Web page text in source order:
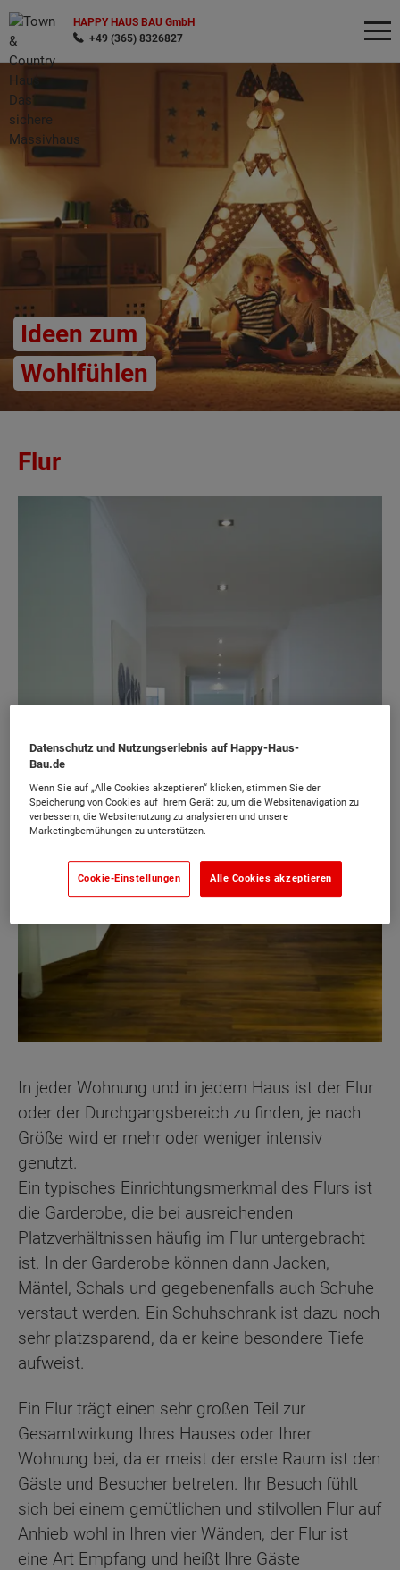
HAPPY HAUS BAU GmbH
+49 (365) 8326827
Ideen zum
Wohlfühlen
Flur
In jeder Wohnung und in jedem Haus ist der Flur
oder der Durchgangsbereich zu finden, je nach
Größe wird er mehr oder weniger intensiv
genutzt.
Ein typisches Einrichtungsmerkmal des Flurs ist
die Garderobe, die bei ausreichenden
Platzverhältnissen häufig im Flur untergebracht
ist. In der Garderobe können dann Jacken,
Mäntel, Schals und gegebenenfalls auch Schuhe
verstaut werden. Ein Schuhschrank ist dazu noch
sehr platzsparend, da er keine besondere Tiefe
aufweist.
Ein Flur trägt einen sehr großen Teil zur
Gesamtwirkung Ihres Hauses oder Ihrer
Wohnung bei, da er meist der erste Raum ist den
Gäste und Besucher betreten. Ihr Besuch fühlt
sich bei einem gemütlichen und stilvollen Flur auf
Anhieb wohl in Ihren vier Wänden, der Flur ist
eine Art Empfang und heißt Ihre Gäste
Wonach möchten Sie suchen?
Datenschutz und Nutzungserlebnis auf Happy-Haus-
Bau.de
Wenn Sie auf „Alle Cookies akzeptieren“ klicken, stimmen Sie der
Speicherung von Cookies auf Ihrem Gerät zu, um die Websitenavigation zu
verbessern, die Websitenutzung zu analysieren und unsere
Marketingbemühungen zu unterstützen.
Cookie-Einstellungen Alle Cookies akzeptieren